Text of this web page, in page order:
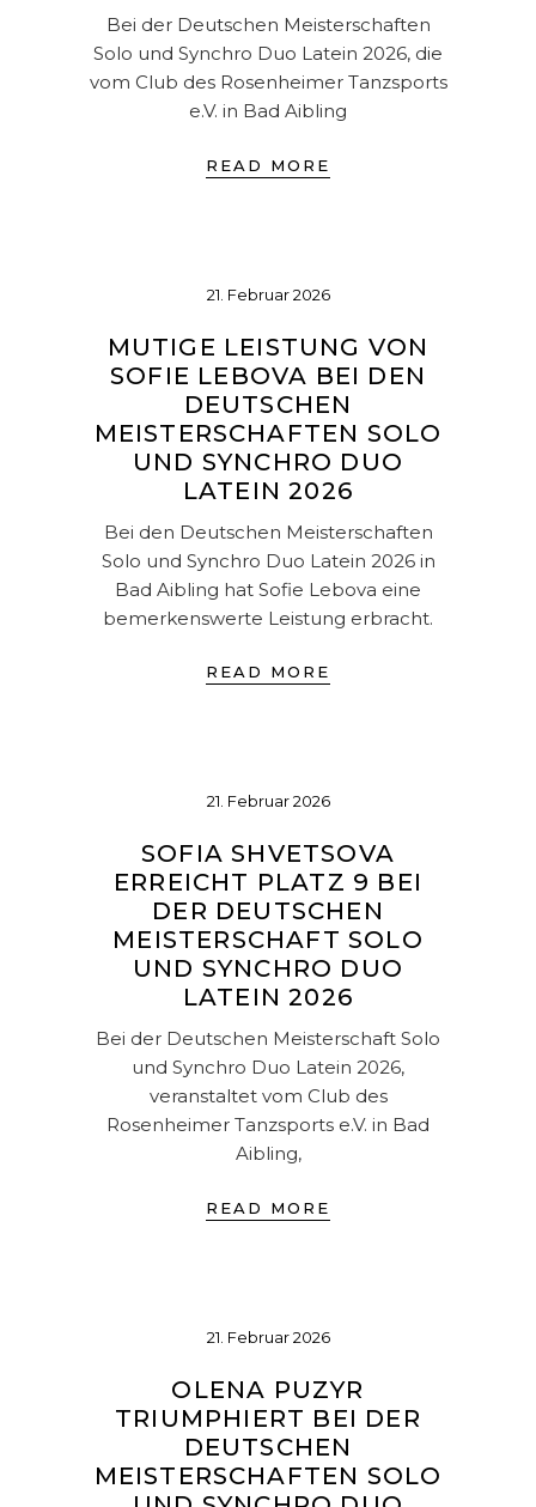
Bei der Deutschen Meisterschaften
Solo und Synchro Duo Latein 2026, die
vom Club des Rosenheimer Tanzsports
e.V. in Bad Aibling
READ MORE
21. Februar 2026
MUTIGE LEISTUNG VON
SOFIE LEBOVA BEI DEN
DEUTSCHEN
MEISTERSCHAFTEN SOLO
UND SYNCHRO DUO
LATEIN 2026
Bei den Deutschen Meisterschaften
Solo und Synchro Duo Latein 2026 in
Bad Aibling hat Sofie Lebova eine
bemerkenswerte Leistung erbracht.
READ MORE
21. Februar 2026
SOFIA SHVETSOVA
ERREICHT PLATZ 9 BEI
DER DEUTSCHEN
MEISTERSCHAFT SOLO
UND SYNCHRO DUO
LATEIN 2026
Bei der Deutschen Meisterschaft Solo
und Synchro Duo Latein 2026,
veranstaltet vom Club des
Rosenheimer Tanzsports e.V. in Bad
Aibling,
READ MORE
21. Februar 2026
OLENA PUZYR
TRIUMPHIERT BEI DER
DEUTSCHEN
MEISTERSCHAFTEN SOLO